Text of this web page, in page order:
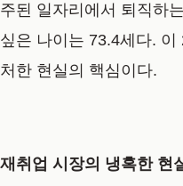
주된 일자리에서 퇴직하
싶은 나이는 73.4세다. 이
처한 현실의 핵심이다.
재취업 시장의 냉혹한